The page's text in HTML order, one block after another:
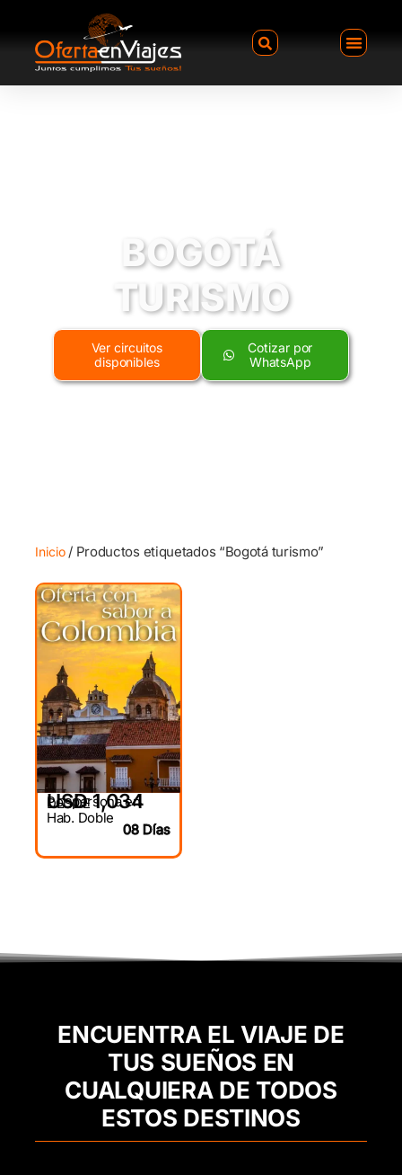
BOGOTÁ
TURISMO
Ver circuitos
disponibles
Cotizar por
WhatsApp
Inicio/ Productos etiquetados “Bogotá turismo”
DESDE
USD 1,034
Por persona en
Hab. Doble
08 Días
ENCUENTRA EL VIAJE DE
TUS SUEÑOS EN
CUALQUIERA DE TODOS
ESTOS DESTINOS